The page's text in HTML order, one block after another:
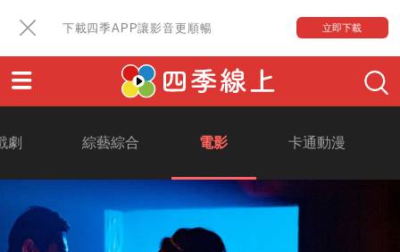
下載四季APP讓影音更順暢 立即下載
劇 綜藝綜合 電影 卡通動漫